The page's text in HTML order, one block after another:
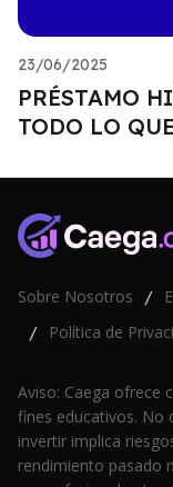
23/06/2025
PRÉSTAMO
TODO LO
Sobre Nosotros /
/ Política de
Aviso: Caega ofrece
fines educativos. No
invertir implica
rendimiento pasado